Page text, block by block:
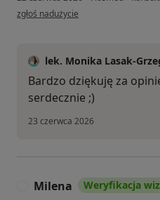
w opinii użytkownika Krzysztof
zgłoś nadużycie
lek. Monika Lasak-
Bardzo dziękuję za
serdecznie ;)
23 czerwca 2026
Milena Weryfikacja